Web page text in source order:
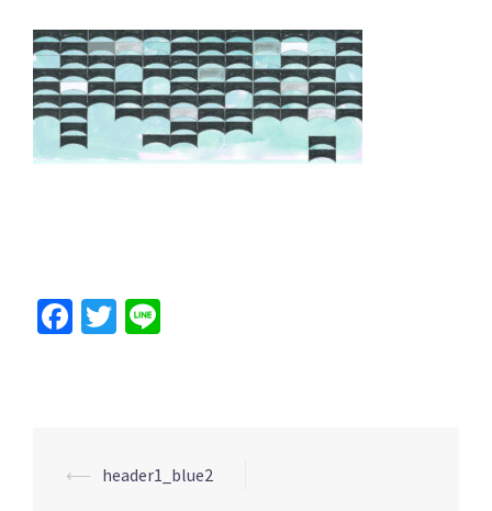
Facebook
Twitter
投
⟵ header1_blue2